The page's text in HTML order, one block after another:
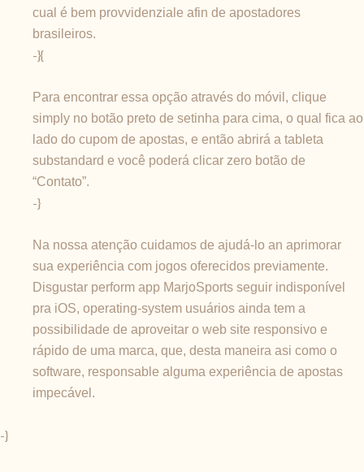
cual é bem provvidenziale afin de apostadores
brasileiros.
-}{
Para encontrar essa opção através do móvil, clique
simply no botão preto de setinha para cima, o qual fica ao
lado do cupom de apostas, e então abrirá a tableta
substandard e você poderá clicar zero botão de
“Contato”.
-}
Na nossa atenção cuidamos de ajudá-lo an aprimorar
sua experiência com jogos oferecidos previamente.
Disgustar perform app MarjoSports seguir indisponível
pra iOS, operating-system usuários ainda tem a
possibilidade de aproveitar o web site responsivo e
rápido de uma marca, que, desta maneira asi como o
software, responsable alguma experiência de apostas
impecável.
-}